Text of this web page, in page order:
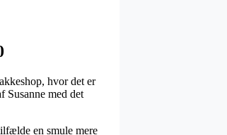
hvor det er
Susanne med det
en smule mere